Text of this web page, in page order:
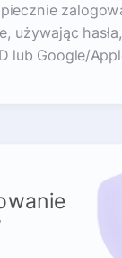
używając
lub Google/